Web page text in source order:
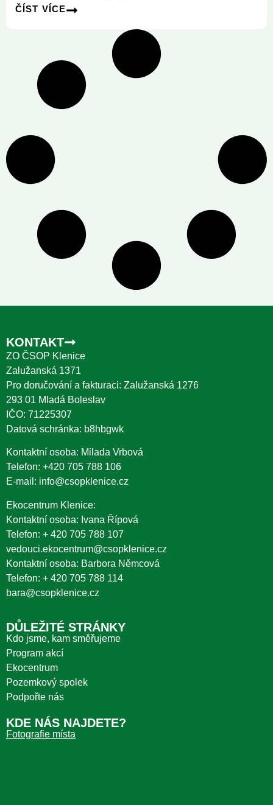
ČÍST VÍCE
KONTAKT
ZO ČSOP Klenice
Zalužanská 1371
Pro doručování a fakturaci: Zalužanská 1276
293 01 Mladá Boleslav
IČO: 71225307
Datová schránka: b8hbgwk
Kontaktní osoba: Milada Vrbová
Telefon: +420 705 788 106
E-mail: info@csopklenice.cz
Ekocentrum Klenice:
Kontaktní osoba: Ivana Řípová
Telefon: + 420 705 788 107
vedouci.ekocentrum@csopklenice.cz
Kontaktní osoba: Barbora Němcová
Telefon: + 420 705 788 114
bara@csopklenice.cz
DŮLEŽITÉ STRÁNKY
Kdo jsme, kam směřujeme
Program akcí
Ekocentrum
Pozemkový spolek
Podpořte nás
KDE NÁS NAJDETE?
Fotografie místa